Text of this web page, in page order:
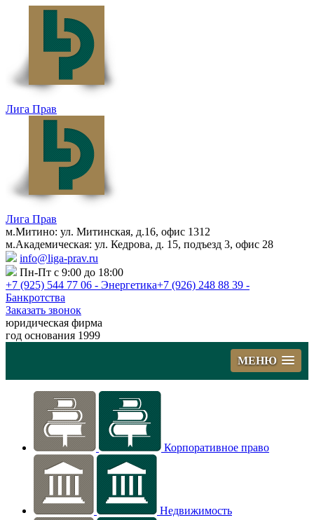
Лига Прав
Лига Прав
м.Митино: ул. Митинская, д.16, офис 1312
м.Академическая: ул. Кедрова, д. 15, подъезд 3, офис 28
info@liga-prav.ru
Пн-Пт с 9:00 до 18:00
+7 (925) 544 77 06 - Энергетика+7 (926) 248 88 39 -
Банкротства
Заказать звонок
юридическая фирма
год основания 1999
МЕНЮ
Корпоративное право
Недвижимость